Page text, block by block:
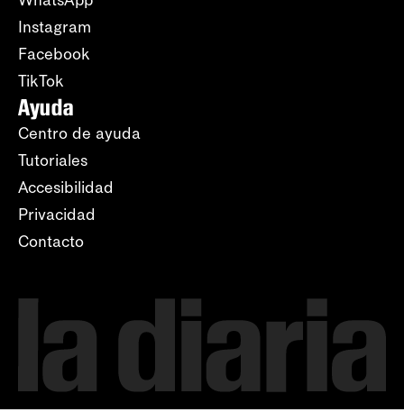
Instagram
Facebook
TikTok
Ayuda
Centro de ayuda
Tutoriales
Accesibilidad
Privacidad
Contacto